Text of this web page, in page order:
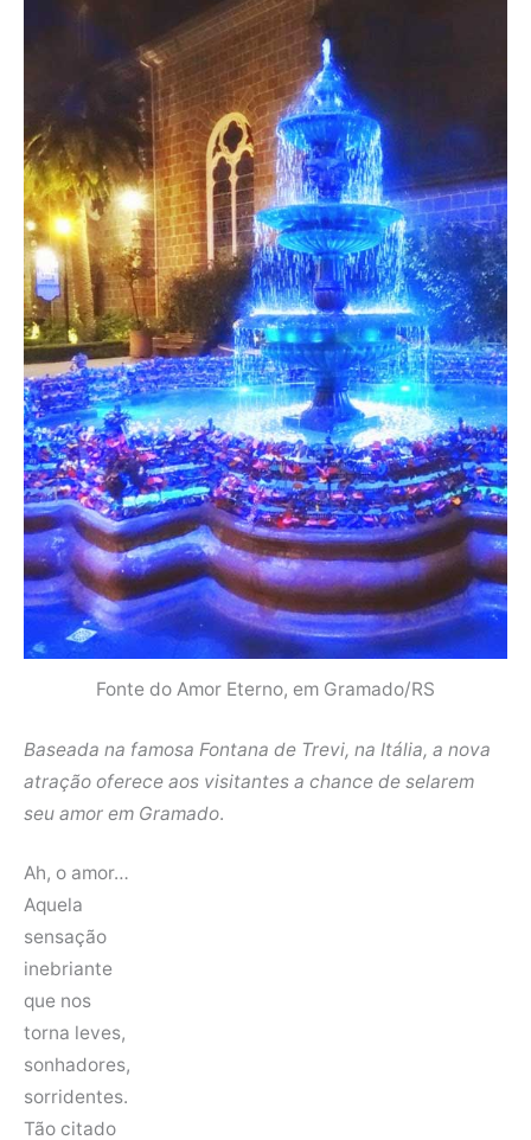
Fonte do Amor Eterno, em Gramado/RS
Baseada na famosa Fontana de Trevi, na Itália, a nova
atração oferece aos visitantes a chance de selarem
seu amor em Gramado.
Ah, o amor…
Aquela
sensação
inebriante
que nos
torna leves,
sonhadores,
sorridentes.
Tão citado